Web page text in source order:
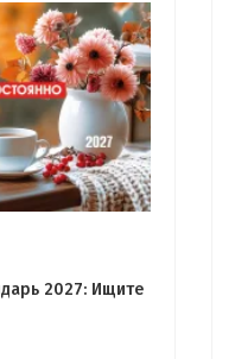
2027: Ищите